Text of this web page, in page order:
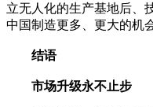
立无人化的生产基地后、
中国制造更多、更大的机
结语
市场升级永不止步